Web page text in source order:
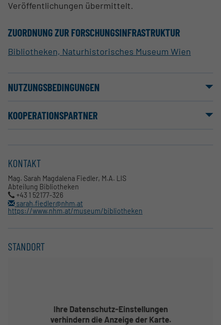
Veröffentlichungen übermittelt.
ZUORDNUNG ZUR FORSCHUNGSINFRASTRUKTUR
Bibliotheken, Naturhistorisches Museum Wien
NUTZUNGSBEDINGUNGEN
KOOPERATIONSPARTNER
KONTAKT
Mag. Sarah Magdalena Fiedler, M.A. LIS
Abteilung Bibliotheken
+43 1 52177-326
sarah.fiedler@nhm.at
https://www.nhm.at/museum/bibliotheken
STANDORT